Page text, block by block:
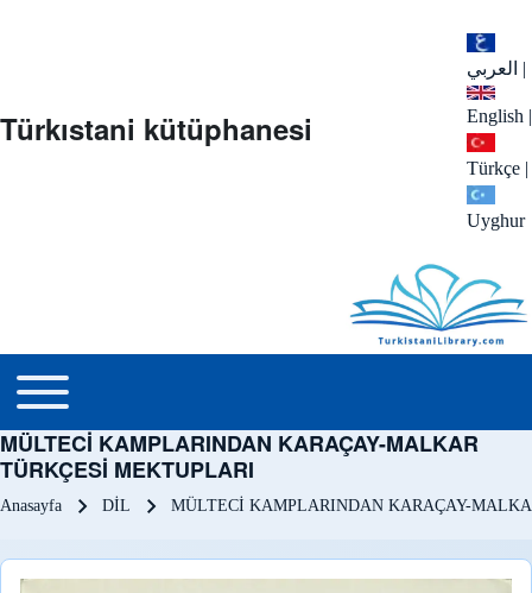
العربي |
English |
Türkçe |
Uyghur
Türkıstani kütüphanesi
menu_tr
Toggle main menu
MÜLTECİ KAMPLARINDAN KARAÇAY-MALKAR
TÜRKÇESİ MEKTUPLARI
Sayfa yolu
Anasayfa DİL MÜLTECİ KAMPLARINDAN KARAÇAY-